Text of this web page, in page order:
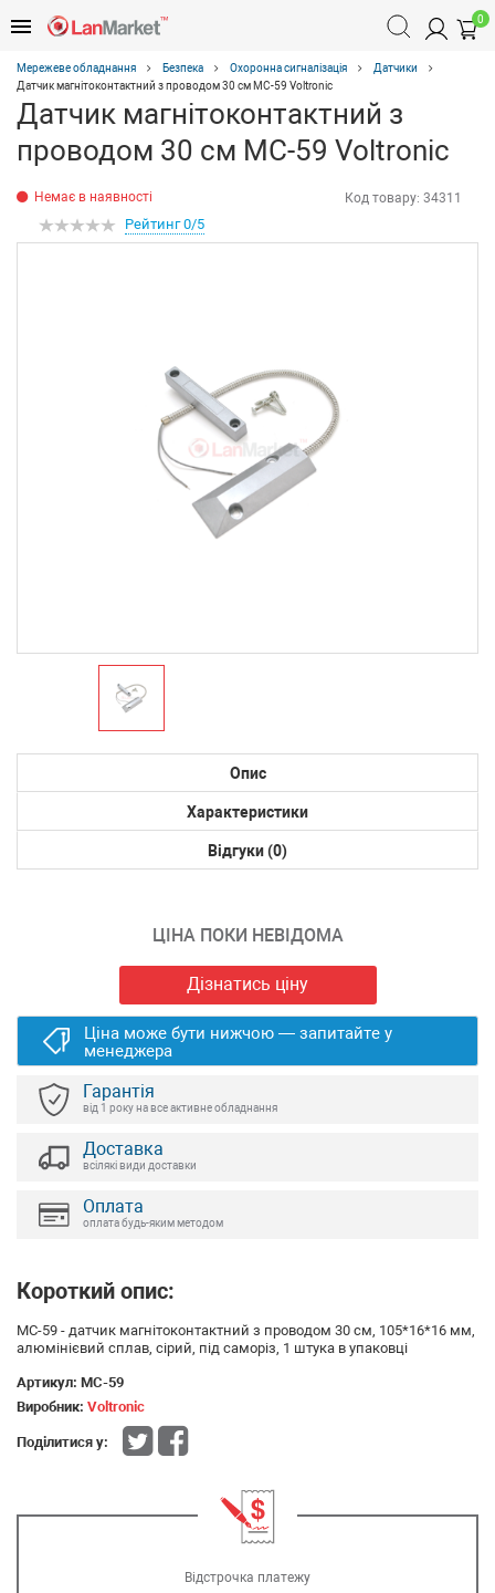
0
Мережеве обладнання Безпека Охоронна сигналізація
Датчики
Датчик магнітоконтактний з проводом 30 см MC-59 Voltronic
Датчик магнітоконтактний з
проводом 30 см MC-59 Voltronic
Немає в наявності Код товару: 34311
Рейтинг 0/5
Опис
Характеристики
Відгуки (0)
ЦІНА ПОКИ НЕВІДОМА
Дізнатись ціну
Ціна може бути нижчою — запитайте у
менеджера
Гарантія
від 1 року на все активне обладнання
Доставка
всілякі види доставки
Оплата
оплата будь-яким методом
Короткий опис:
MC-59 - датчик магнітоконтактний з проводом 30 см, 105*16*16 мм,
алюмінієвий сплав, сірий, під саморіз, 1 штука в упаковці
Артикул: MC-59
Виробник: Voltronic
Поділитися у:
Відстрочка платежу